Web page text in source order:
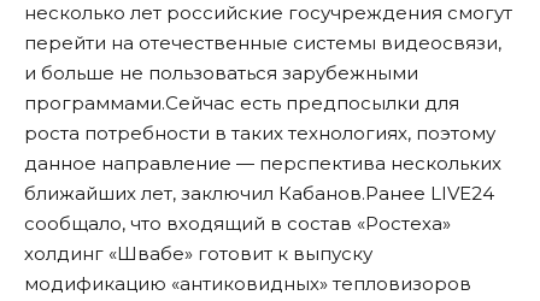
несколько лет российские госучреждения смогут
перейти на отечественные системы видеосвязи,
и больше не пользоваться зарубежными
программами.Сейчас есть предпосылки для
роста потребности в таких технологиях, поэтому
данное направление — перспектива нескольких
ближайших лет, заключил Кабанов.Ранее LIVE24
сообщало, что входящий в состав «Ростеха»
холдинг «Швабе» готовит к выпуску
модификацию «антиковидных» тепловизоров